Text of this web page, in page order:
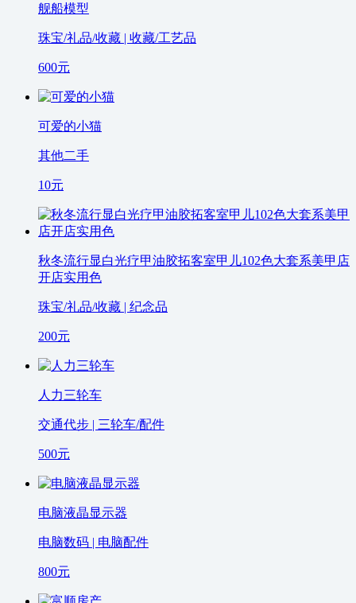
舰船模型
珠宝/礼品/收藏 | 收藏/工艺品
600元
可爱的小猫
其他二手
10元
秋冬流行显白光疗甲油胶拓客室甲儿102色大套系美甲店
开店实用色
珠宝/礼品/收藏 | 纪念品
200元
人力三轮车
交通代步 | 三轮车/配件
500元
电脑液晶显示器
电脑数码 | 电脑配件
800元